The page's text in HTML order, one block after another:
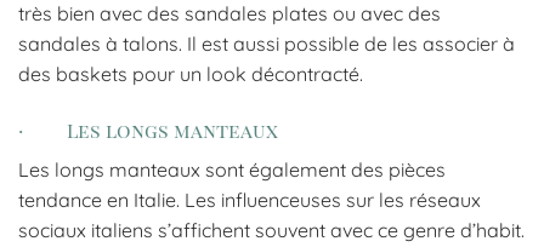
très bien avec des sandales plates ou avec des
sandales à talons. Il est aussi possible de les associer à
des baskets pour un look décontracté.
· Les longs manteaux
Les longs manteaux sont également des pièces
tendance en Italie. Les influenceuses sur les réseaux
sociaux italiens s’affichent souvent avec ce genre d’habit.